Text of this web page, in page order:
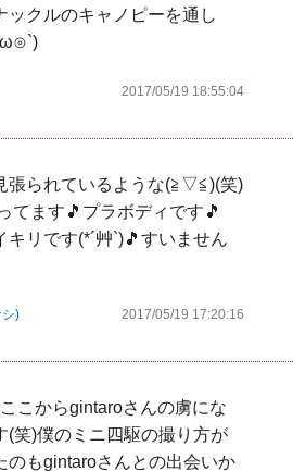
ックルのキャノピーを通し
2017/05/19 18:55:04
張られているような(≧▽≦)(笑)
てます🎵プラボディです🎵
キリです(*´艸`)🎵すいません
) 2017/05/19 17:20:16
こからgintaroさんの虜にな
(笑)僕のミニ四駆の撮り方が
のもgintaroさんとの出会いか